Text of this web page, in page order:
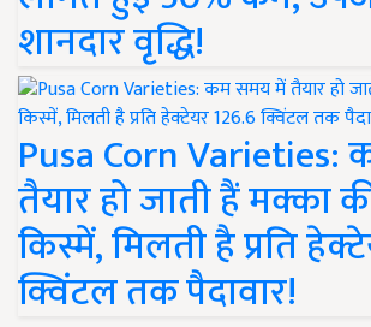
शानदार वृद्धि!
Pusa Corn
तैयार हो जाती हैं मक्का
किस्में, मिलती है प्रति
क्विंटल तक पैदावार!